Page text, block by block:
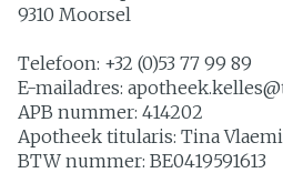
9310 Moorsel
Telefoon: +32 (0)53 77 99 89
E-mailadres: apotheek.kelles@
APB nummer: 414202
Apotheek titularis: Tina
BTW nummer: BE0419591613